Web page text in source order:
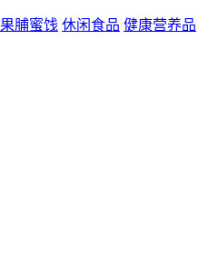
果脯蜜饯 休闲食品 健康营养品